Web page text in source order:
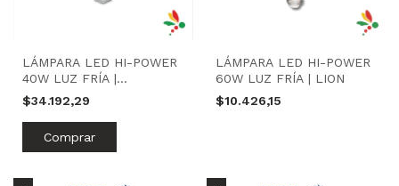
LÁMPARA LED HI-POWER
40W LUZ FRÍA |
MACROLED
$34.192,29
LÁMPARA LED HI-POWER
60W LUZ FRÍA | LION
$10.426,15